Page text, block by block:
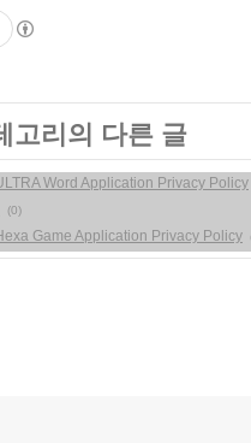
고리의 다른 글
Word Application Privacy Policy
(0)
Game Application Privacy Policy